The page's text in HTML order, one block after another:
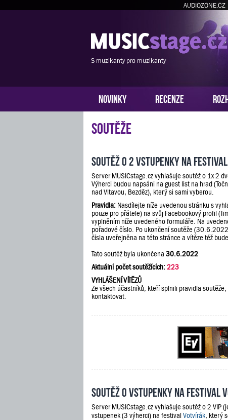
AUDIOZONE.CZ
S muzikanty pro muzikanty
NOVINKY RECENZE
Soutěže
Soutěž o 2 vstupenky na
Server MUSICstage.cz vyhlašuje soutěž o 1x 2
Výherci budou napsáni na guest list na hrad
nad Vltavou, Bezděz), který si sami vyberou.
Pravidla: Nasdílejte níže uvedenou stránku s
pouze pro přátele) na svůj Facebookový profil
vyplněním níže uvedeného formuláře. Na
pořadové číslo. Po ukončení soutěže
čísla uveřejněna na této stránce a vítěze též
Tato soutěž byla ukončena 30.6.2022
Aktuální počet soutěžících:223
VYHLÁŠENÍ VÍTĚZŮ
Ze všech účastníků, kteří splnili pravidla
kontaktovat.
Soutěž o vstupenky na festival
Server MUSICstage.cz vyhlašuje soutěž o 2 VIP
vstupenek (3 výherci) na festivalVotvírák, který